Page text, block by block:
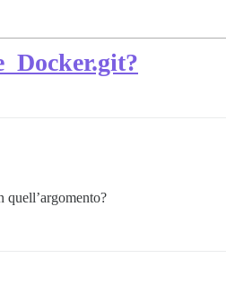
quell’argomento?